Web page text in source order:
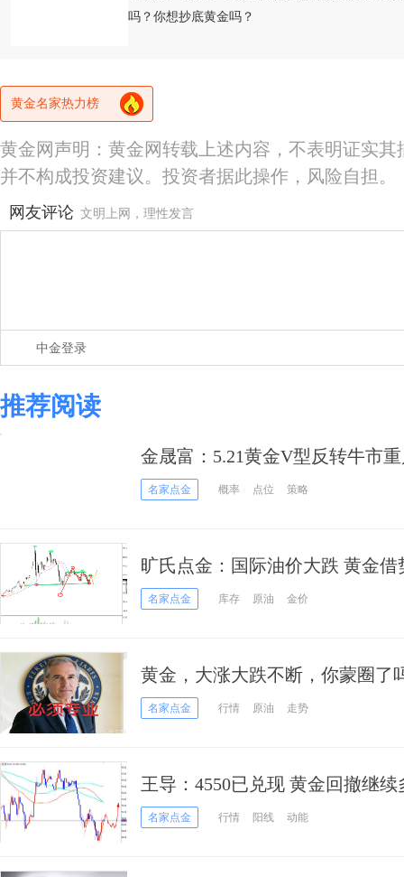
吗？你想抄底黄金吗？
黄金名家热力榜
黄金网声明：黄金网转载上述内容，不表明证实
并不构成投资建议。投资者据此操作，风险自担。
网友评论 文明上网，理性发言
中金登录
推荐阅读
金晟富：5.21黄金V型反转牛市
易？
名家点金 概率 点位 策略
旷氏点金：国际油价大跌 黄金
4500
名家点金 库存 原油 金价
黄金，大涨大跌不断，你蒙圈了
名家点金 行情 原油 走势
王导：4550已兑现 黄金回撤继续
名家点金 行情 阳线 动能